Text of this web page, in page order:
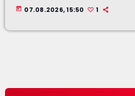
today 07.08.2026, 15:50 1